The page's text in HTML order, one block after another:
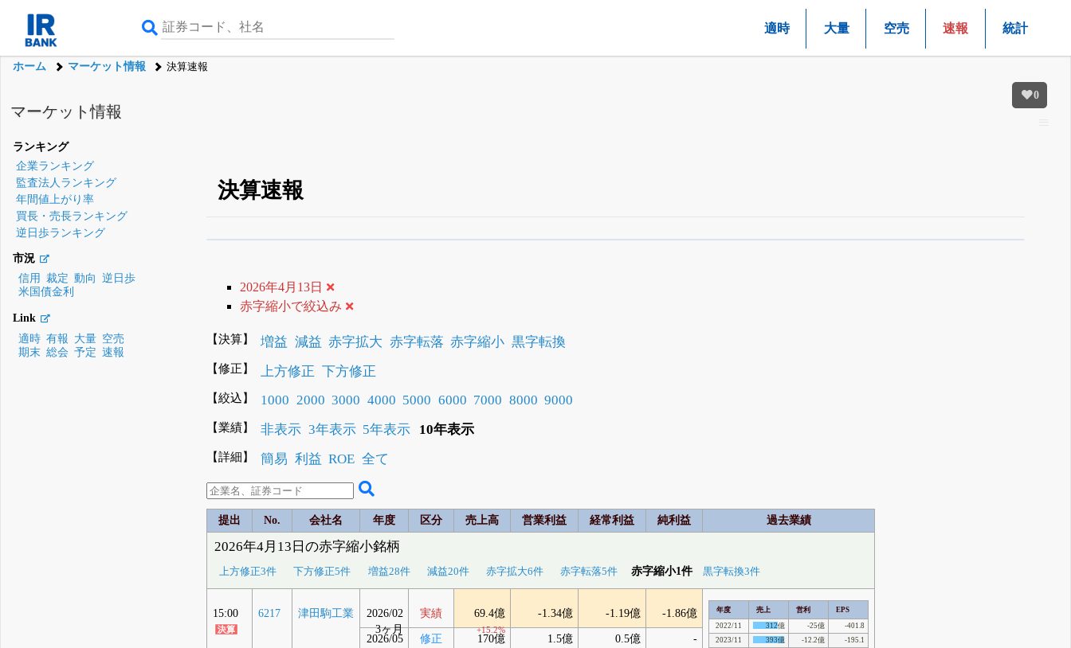
適時 大量 空売 速報 統計
ホーム マーケット情報 決算速報
0
マーケット情報
ランキング
企業ランキング
監査法人ランキング
年間値上がり率
買長・売長ランキング
逆日歩ランキング
市況
信用
裁定 動向
逆日歩
米国債金利
Link
適時 有報 大量 空売
期末 総会 予定 速報
決算速報
登録すると永久30%OFFと米株版の先行利用も付きます
2026年4月13日
赤字縮小で絞込み
【決算】 増益 減益 赤字拡大 赤字転落 赤字縮小 黒字転換
【修正】 上方修正 下方修正
【絞込】 1000 2000 3000 4000 5000 6000 7000 8000 9000
【業績】 非表示 3年表示 5年表示 10年表示
【詳細】 簡易 利益 ROE 全て
提出 No. 会社名 年度 区分 売上高 営業利益 経常利益 純利益 過去業績
2026年4月13日の赤字縮小銘柄
上方修正3件 下方修正5件 増益28件 減益20件 赤字拡大6件 赤字転落5件 赤字縮小1件 黒字転換3件
15:00 6217 津田駒工業
2026/02
3ヶ月
実績 69.4億
+15.2%
-1.34億 -1.19億 -1.86億 年度 売上 営利
EPS
2022/11
312億 -25億
-401.8
2023/11
393億 -12.2億
-195.1
2026/05
修正 170億 1.5億 0.5億 -